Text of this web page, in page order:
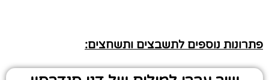
פתרונות נוספים לתשבצים ותשחצים: